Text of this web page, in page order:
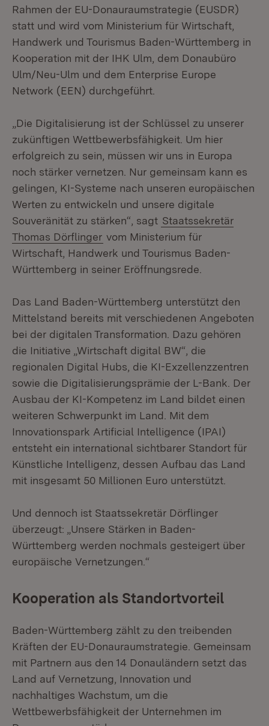
Rahmen der EU-Donauraumstrategie (EUSDR)
statt und wird vom Ministerium für Wirtschaft,
Handwerk und Tourismus Baden-Württemberg in
Kooperation mit der IHK Ulm, dem Donaubüro
Ulm/Neu-Ulm und dem Enterprise Europe
Network (EEN) durchgeführt.
„Die Digitalisierung ist der Schlüssel zu unserer
zukünftigen Wettbewerbsfähigkeit. Um hier
erfolgreich zu sein, müssen wir uns in Europa
noch stärker vernetzen. Nur gemeinsam kann es
gelingen, KI-Systeme nach unseren europäischen
Werten zu entwickeln und unsere digitale
Souveränität zu stärken“, sagt Staatssekretär
Thomas Dörflinger vom Ministerium für
Wirtschaft, Handwerk und Tourismus Baden-
Württemberg in seiner Eröffnungsrede.
Das Land Baden-Württemberg unterstützt den
Mittelstand bereits mit verschiedenen Angeboten
bei der digitalen Transformation. Dazu gehören
die Initiative „Wirtschaft digital BW“, die
regionalen Digital Hubs, die KI-Exzellenzzentren
sowie die Digitalisierungsprämie der L-Bank. Der
Ausbau der KI-Kompetenz im Land bildet einen
weiteren Schwerpunkt im Land. Mit dem
Innovationspark Artificial Intelligence (IPAI)
entsteht ein international sichtbarer Standort für
Künstliche Intelligenz, dessen Aufbau das Land
mit insgesamt 50 Millionen Euro unterstützt.
Und dennoch ist Staatssekretär Dörflinger
überzeugt: „Unsere Stärken in Baden-
Württemberg werden nochmals gesteigert über
europäische Vernetzungen.“
Kooperation als Standortvorteil
Baden-Württemberg zählt zu den treibenden
Kräften der EU-Donauraumstrategie. Gemeinsam
mit Partnern aus den 14 Donauländern setzt das
Land auf Vernetzung, Innovation und
nachhaltiges Wachstum, um die
Wettbewerbsfähigkeit der Unternehmen im